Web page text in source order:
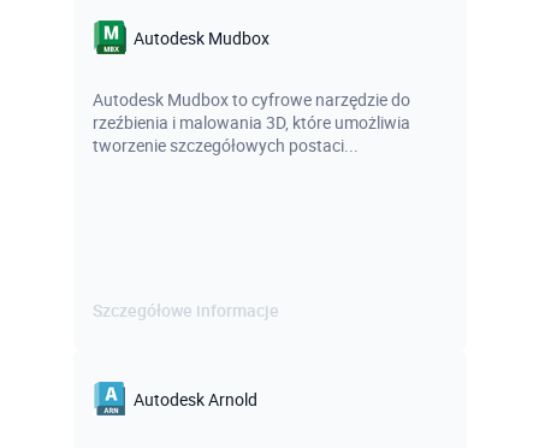
Autodesk Mudbox
Autodesk Mudbox to cyfrowe narzędzie do
rzeźbienia i malowania 3D, które umożliwia
tworzenie szczegółowych postaci...
Szczegółowe informacje
Autodesk Arnold